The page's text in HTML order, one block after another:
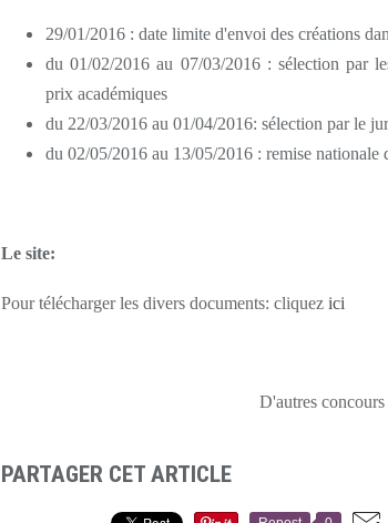
29/01/2016 : date limite d'envoi des créations
du 01/02/2016 au 07/03/2016 : sélection par
prix académiques
du 22/03/2016 au 01/04/2016: sélection par le
du 02/05/2016 au 13/05/2016 : remise nationale
Le site:
Pour télécharger les divers documents: cliquez ici
D'autres
PARTAGER CET ARTICLE